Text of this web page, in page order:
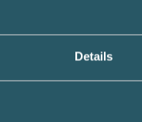
Details
mot förra året,
så tror jag
samt att vi